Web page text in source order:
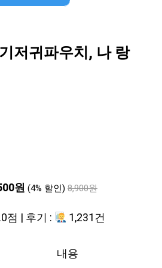
저귀파우치, 나 랑
원 (4% 할인) 8,900원
점 | 후기 : 1,231건
내용